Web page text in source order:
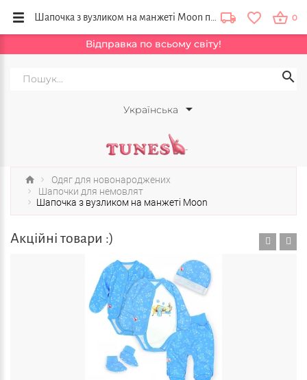
Відправка по всьому світу!
Українська
0
Одяг для новонароджених
Шапочки для немовлят
Шапочка з вузликом на манжеті Moon
Акційні товари :)